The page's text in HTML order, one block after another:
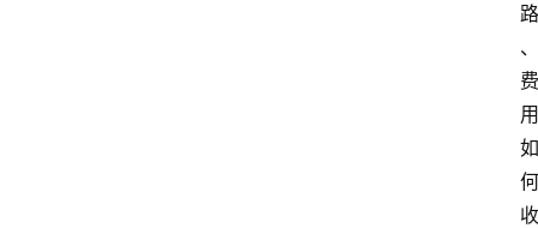
路
、
费
用
如
何
收